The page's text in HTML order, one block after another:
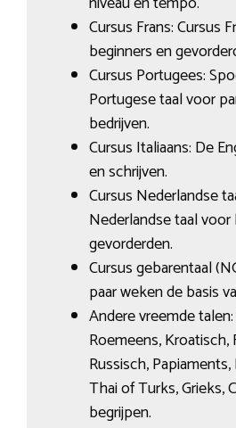
Cursus Frans: Cursus
beginners en
Cursus Portugees:
Portugese taal voor
bedrijven.
Cursus Italiaans: De
en schrijven.
Cursus Nederlandse
Nederlandse taal
gevorderden.
Cursus gebarentaal
paar weken de basis
Andere vreemde
Roemeens, Kroatisch,
Russisch,
Thai of Turks, Grieks,
begrijpen.